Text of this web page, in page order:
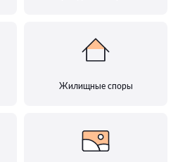
Жилищные споры